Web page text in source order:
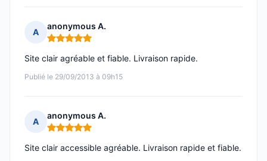
A
anonymous A.
Note : 5 sur 5
Publié le 29/09/2013 à 09h15
Site clair agréable et fiable. Livraison rapide.
A
anonymous A.
Note : 5 sur 5
Site clair accessible agréable. Livraison rapide et fiable.